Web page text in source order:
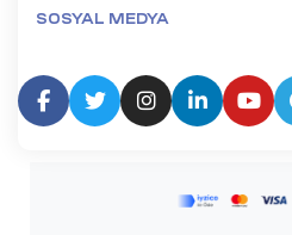
SOSYAL MEDYA